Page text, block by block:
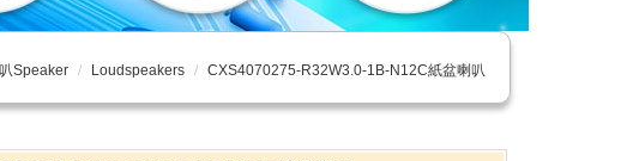
Speaker Loudspeakers CXS4070275-R32W3.0-1B-N12C紙盆喇叭